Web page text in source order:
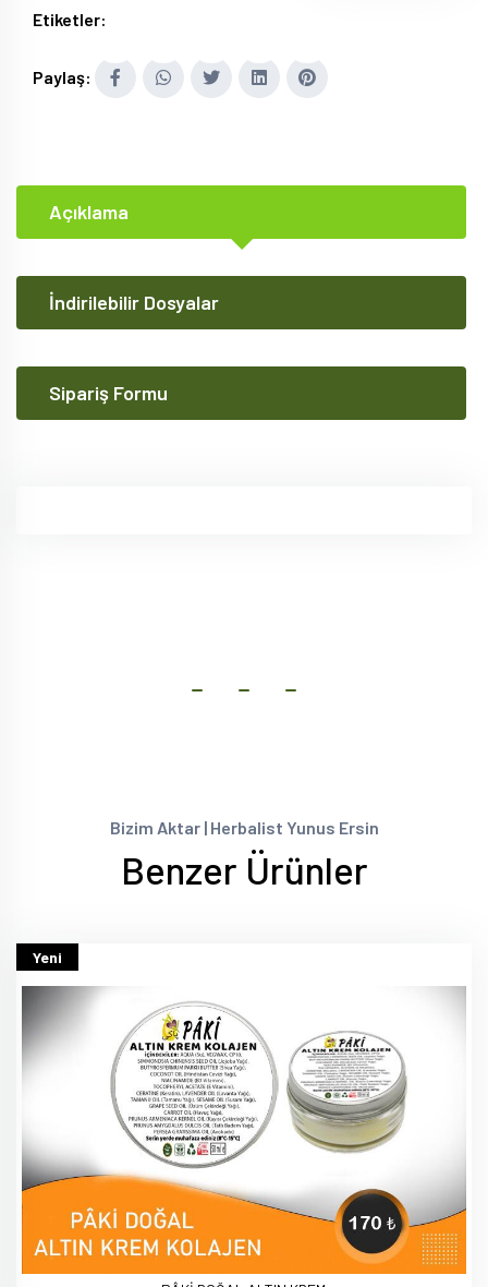
Etiketler:
Paylaş:
Açıklama
İndirilebilir Dosyalar
Sipariş Formu
Bizim Aktar | Herbalist Yunus Ersin
Benzer Ürünler
Yeni